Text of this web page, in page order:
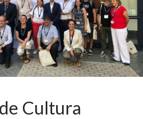
Cultura